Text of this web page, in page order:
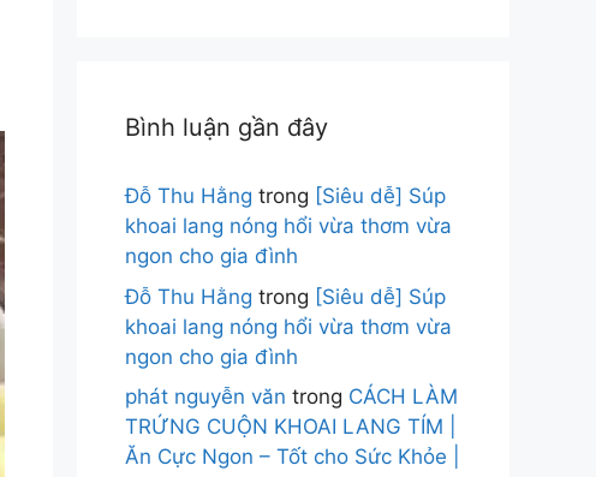
Bình luận gần đây
Đỗ Thu Hằng trong [Siêu dễ] Súp
khoai lang nóng hổi vừa thơm vừa
ngon cho gia đình
Đỗ Thu Hằng trong [Siêu dễ] Súp
khoai lang nóng hổi vừa thơm vừa
ngon cho gia đình
phát nguyễn văn trong CÁCH LÀM
TRỨNG CUỘN KHOAI LANG TÍM |
Ăn Cực Ngon – Tốt cho Sức Khỏe |